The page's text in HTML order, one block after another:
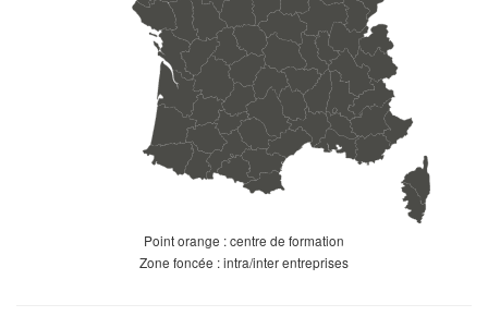
Point orange : centre de formation
Zone foncée : intra/inter entreprises